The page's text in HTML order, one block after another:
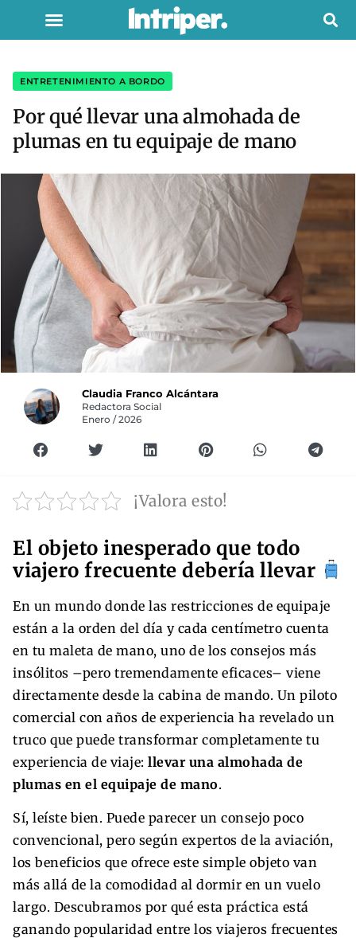
ENTRETENIMIENTO A BORDO
Por qué llevar una almohada de
plumas en tu equipaje de mano
Claudia Franco Alcántara
Redactora Social
Enero / 2026
¡Valora esto!
El objeto inesperado que todo
viajero frecuente debería llevar
En un mundo donde las restricciones de equipaje
están a la orden del día y cada centímetro cuenta
en tu maleta de mano, uno de los consejos más
insólitos –pero tremendamente eficaces– viene
directamente desde la cabina de mando. Un piloto
comercial con años de experiencia ha revelado un
truco que puede transformar completamente tu
experiencia de viaje: llevar una almohada de
plumas en el equipaje de mano.
Sí, leíste bien. Puede parecer un consejo poco
convencional, pero según expertos de la aviación,
los beneficios que ofrece este simple objeto van
más allá de la comodidad al dormir en un vuelo
largo. Descubramos por qué esta práctica está
ganando popularidad entre los viajeros frecuentes